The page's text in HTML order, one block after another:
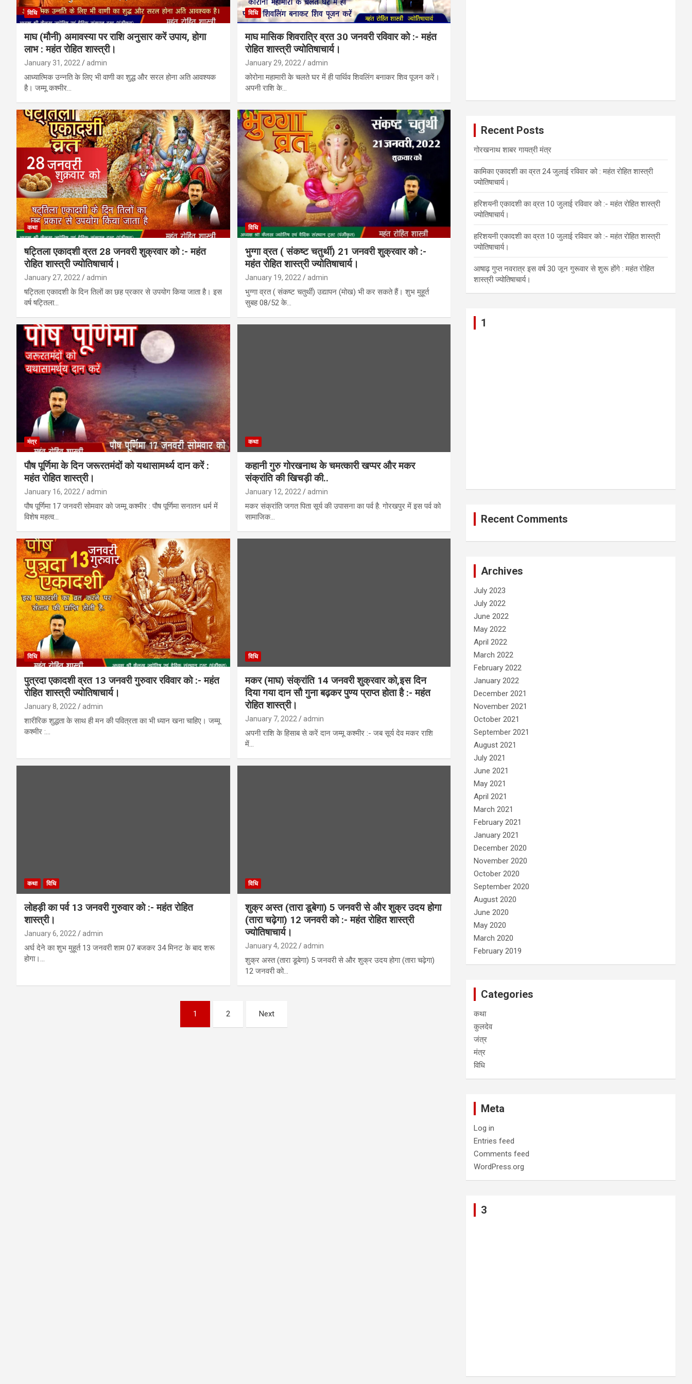
विधि
माघ (मौनी) अमावस्या पर राशि अनुसार करें उपाय, होगा
लाभ : महंत रोहित शास्त्री।
January 31, 2022 admin
आध्यात्मिक उन्नति के लिए भी वाणी का शुद्ध और सरल होना अति आवश्यक
है। जम्मू कश्मीर…
विधि
माघ मासिक शिवरात्रि व्रत 30 जनवरी रविवार को :- महंत
रोहित शास्त्री ज्योतिषाचार्य।
January 29, 2022 admin
कोरोना महामारी के चलते घर में ही पार्थिव शिवलिंग बनाकर शिव पूजन करें।
अपनी राशि के…
कथा
षट्तिला एकादशी व्रत 28 जनवरी शुक्रवार को :- महंत
रोहित शास्त्री ज्योतिषाचार्य।
January 27, 2022 admin
षट्तिला एकादशी के दिन तिलों का छह प्रकार से उपयोग किया जाता है। इस
वर्ष षट्तिला…
विधि
भुग्गा व्रत ( संकष्ट चतुर्थी) 21 जनवरी शुक्रवार को :-
महंत रोहित शास्त्री ज्योतिषाचार्य।
January 19, 2022 admin
भुग्गा व्रत ( संकष्ट चतुर्थी) उद्यापन (मोख) भी कर सकते हैं। शुभ मुहूर्त
सुबह 08/52 के…
मंत्र
पौष पूर्णिमा के दिन जरूरतमंदों को यथासामर्थ्‍य दान करें :
महंत रोहित शास्त्री।
January 16, 2022 admin
पौष पूर्णिमा 17 जनवरी सोमवार को जम्मू कश्मीर : पौष पूर्णिमा सनातन धर्म में
विशेष महत्व…
कथा
कहानी गुरु गोरखनाथ के चमत्कारी खप्पर और मकर
संक्रांति की खिचड़ी की..
January 12, 2022 admin
मकर संक्रांति जगत पिता सूर्य की उपासना का पर्व है. गोरखपुर में इस पर्व को
सामाजिक…
विधि
पुत्रदा एकादशी व्रत 13 जनवरी गुरुवार रविवार को :- महंत
रोहित शास्त्री ज्योतिषाचार्य।
January 8, 2022 admin
शारीरिक शुद्धता के साथ ही मन की पवित्रता का भी ध्यान खना चाहिए। जम्मू
कश्मीर :…
विधि
मकर (माघ) संक्रांति 14 जनवरी शुक्रवार को,इस दिन
दिया गया दान सौ गुना बढ़कर पुण्य प्राप्त होता है :- महंत
रोहित शास्त्री।
January 7, 2022 admin
अपनी राश‍ि के हिसाब से करें दान जम्मू कश्मीर :- जब सूर्य देव मकर राशि
में…
कथा विधि
लोहड़ी का पर्व 13 जनवरी गुरुवार को :- महंत रोहित
शास्त्री।
January 6, 2022 admin
अर्घ देने का शुभ मुहूर्त 13 जनवरी शाम 07 बजकर 34 मिनट के बाद शरू
होगा।…
विधि
शुक्र अस्त (तारा डूबेगा) 5 जनवरी से और शुक्र उदय होगा
(तारा चढ़ेगा) 12 जनवरी को :- महंत रोहित शास्त्री
ज्योतिषाचार्य।
January 4, 2022 admin
शुक्र अस्त (तारा डूबेगा) 5 जनवरी से और शुक्र उदय होगा (तारा चढ़ेगा)
12 जनवरी को…
1 2 Next
Recent Posts
गोरखनाथ शाबर गायत्री मंत्र
कामिका एकादशी का व्रत 24 जुलाई रविवार को : महंत रोहित शास्त्री
ज्योतिषाचार्य।
हरिशयनी एकादशी का व्रत 10 जुलाई रविवार को :- महंत रोहित शास्त्री
ज्योतिषाचार्य।
हरिशयनी एकादशी का व्रत 10 जुलाई रविवार को :- महंत रोहित शास्त्री
ज्योतिषाचार्य।
आषाढ़ गुप्त नवरात्र इस वर्ष 30 जून गुरूवार से शुरू होंगे : महंत रोहित
शास्त्री ज्योतिषाचार्य।
1
Recent Comments
Archives
July 2023
July 2022
June 2022
May 2022
April 2022
March 2022
February 2022
January 2022
December 2021
November 2021
October 2021
September 2021
August 2021
July 2021
June 2021
May 2021
April 2021
March 2021
February 2021
January 2021
December 2020
November 2020
October 2020
September 2020
August 2020
June 2020
May 2020
March 2020
February 2019
Categories
कथा
कुलदेव
जंत्र
मंत्र
विधि
Meta
Log in
Entries feed
Comments feed
WordPress.org
3